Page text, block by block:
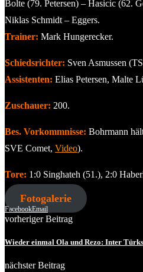
Bolte (79. Petersen) – Hasicic (62.
Niklas Schmidt – Eggers.
Trainer: Mark Hungerecker.
Schiedsrichter: Sven Asmussen
Assistenten: Elias Petersen, Malte
Zuschauer: 200.
Bes. Vorkommnisse: Bohrmann
SVE Comet, Video).
Tore: 1:0 Singhateh (51.), 2:0
Fotogalerie
FacebookEmail
vorheriger Beitrag
Wieder einmal Ola und Rezo: Inter
nächster Beitrag